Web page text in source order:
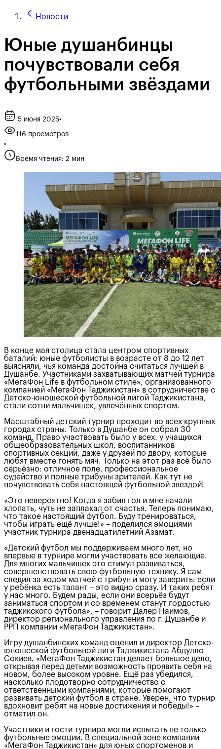
Новости
Юные душанбинцы
почувствовали себя
футбольными звёздами
5 июня 2025•
116 просмотров
•
Время чтения: 2 мин
В конце мая столица стала центром спортивных
баталий: юные футболисты в возрасте от 8 до 12 лет
выясняли, чья команда достойна считаться лучшей в
Душанбе. Участниками захватывающих матчей турнира
«МегаФон Life в футбольном стиле», организованного
компанией «МегаФон Таджикистан» в сотрудничестве с
Детско-юношеской футбольной лигой Таджикистана,
стали сотни мальчишек, увлечённых спортом.
Масштабный детский турнир проходит во всех крупных
городах страны. Только в Душанбе он собрал 30
команд. Право участвовать было у всех: у учащихся
общеобразовательных школ, воспитанников
спортивных секций, даже у друзей по двору, которые
любят вместе гонять мяч. Только на этот раз всё было
серьёзно: отличное поле, профессиональное
судейство и полные трибуны зрителей. Как тут не
почувствовать себя настоящей футбольной звездой!
«Это невероятно! Когда я забил гол и мне начали
хлопать, чуть не заплакал от счастья. Теперь понимаю,
что такое настоящий футбол. Буду тренироваться,
чтобы играть ещё лучше!» – поделился эмоциями
участник турнира двенадцатилетний Азамат.
«Детский футбол мы поддерживаем много лет, но
впервые в турнире могли участвовать все желающие.
Для многих мальчишек это стимул развиваться,
совершенствовать свою футбольную технику. Я сам
следил за ходом матчей с трибун и могу заверить: если
у ребёнка есть талант – это видно сразу. И таких ребят
у нас много. Будем рады, если они всерьёз будут
заниматься спортом и со временем станут гордостью
таджикского футбола», – говорит Далер Наимов,
директор регионального управления по г. Душанбе и
РРП компании «МегаФон Таджикистан».
Игру душанбинских команд оценил и директор Детско-
юношеской футбольной лиги Таджикистана Абдулло
Сокиев. «МегаФон Таджикистан делает большое дело,
открывая перед детьми возможность проявить себя на
новом, более высоком уровне. Ещё раз убедился,
насколько плодотворно сотрудничество с
ответственными компаниями, которые помогают
развивать детский футбол в стране. Уверен, что турнир
вдохновит ребят на новые достижения и победы!» –
отметил он.
Участники и гости турнира могли испытать не только
футбольные эмоции. В специальной зоне компании
«МегаФон Таджикистан» для юных спортсменов и